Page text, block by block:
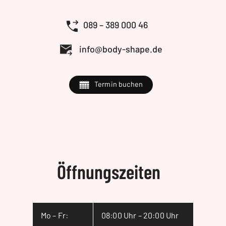
089 – 389 000 46
info@body-shape.de
Termin buchen
Öffnungszeiten
Mo – Fr: 08:00 Uhr – 20:00 Uhr